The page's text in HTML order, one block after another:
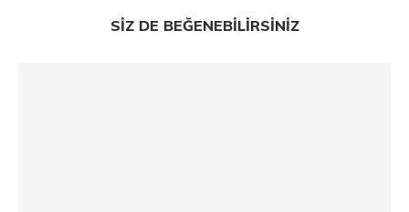
SIZ DE BEĞENEBILIRSINIZ